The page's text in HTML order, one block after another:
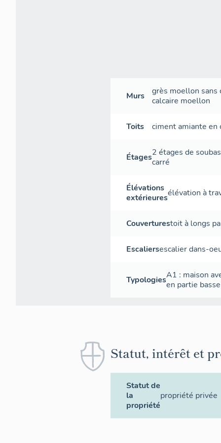
quart du
boutique a
Murs grès moellon sans
calcaire moellon
Toits ciment amiante en
Étages2 étages de
carré
Élévations
extérieuresélévation à
Couverturestoit à longs
Escaliersescalier dans-
TypologiesA1 : maison
en partie basse
Statut, intérêt et
Statut de
la
propriété
propriété privée